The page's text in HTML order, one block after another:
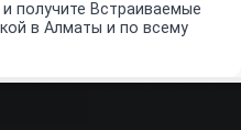
получите Встраиваемые
в Алматы и по всему